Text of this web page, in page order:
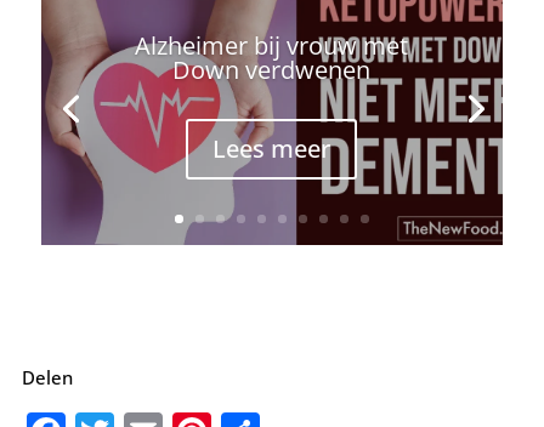
Alzheimer bij vrouw met
Down verdwenen
Lees meer
Delen